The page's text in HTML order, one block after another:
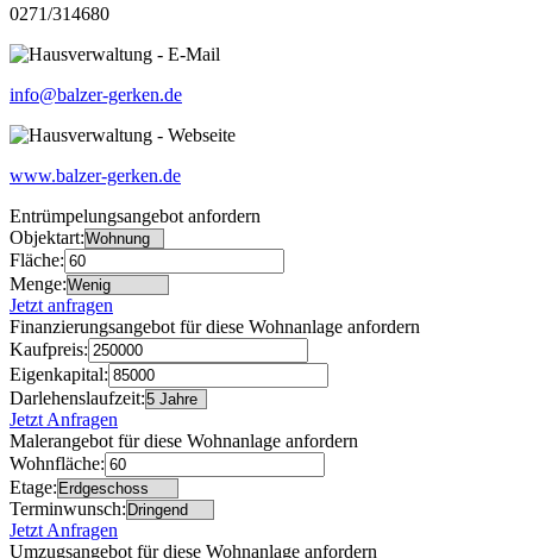
0271/314680
info@balzer-gerken.de
www.balzer-gerken.de
Entrümpelungsangebot anfordern
Objektart:
Fläche:
Menge:
Jetzt anfragen
Finanzierungsangebot für diese Wohnanlage anfordern
Kaufpreis:
Eigenkapital:
Darlehenslaufzeit:
Jetzt Anfragen
Malerangebot für diese Wohnanlage anfordern
Wohnfläche:
Etage:
Terminwunsch:
Jetzt Anfragen
Umzugsangebot für diese Wohnanlage anfordern